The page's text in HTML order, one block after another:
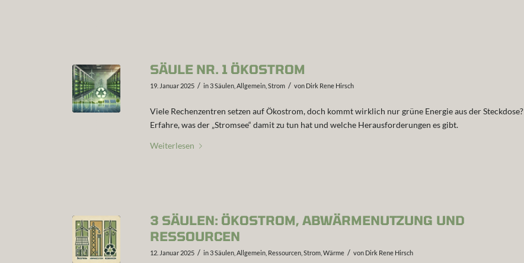
SÄULE NR. 1 ÖKOSTROM
19. Januar 2025 / in3 Säulen Allgemein Strom / von Dirk Rene Hirsch
Viele Rechenzentren setzen auf Ökostrom, doch kommt wirklich nur grüne Energie aus der Steckdose?
Erfahre, was der „Stromsee“ damit zu tun hat und welche Herausforderungen es gibt.
Weiterlesen
3 SÄULEN: ÖKOSTROM, ABWÄRMENUTZUNG UND
RESSOURCEN
12. Januar 2025 / in3 Säulen Allgemein Ressourcen Strom Wärme / von Dirk Rene Hirsch